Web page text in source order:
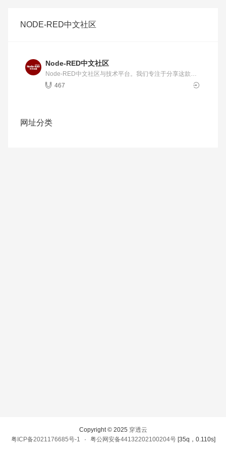
网址分类
NODE-RED中文社区
Node-RED中文社区
Node-RED中文社区与技术平台。我们专注于分享这款强
大的流程编排工具的应用技巧、开发教程与最佳实践。无
467
Copyright © 2025 穿透云
粤ICP备2021176685号-1
· 粤公网安备44132202100204号 [35q，0.110s]